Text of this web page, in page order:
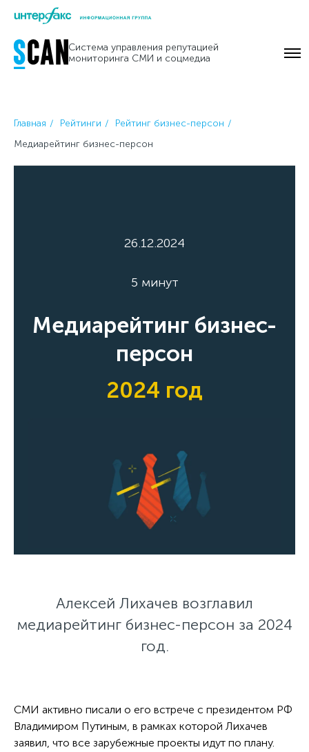
Skip
content
Система управления репутацией
мониторинга СМИ и соцмедиа
Главная Рейтинги
Рейтинг бизнес-персон
Медиарейтинг бизнес-персон
26.12.2024
5 минут
Медиарейтинг бизнес-
персон
2024 год
Алексей Лихачев возглавил
медиарейтинг бизнес-персон за 2024
год.
СМИ активно писали о его встрече с президентом РФ
Владимиром Путиным, в рамках которой Лихачев
заявил, что все зарубежные проекты идут по плану.